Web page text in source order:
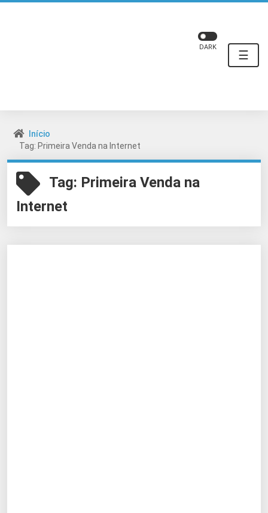
☰
DARK
Início
Tag: Primeira Venda na Internet
Tag: Primeira Venda na
Internet